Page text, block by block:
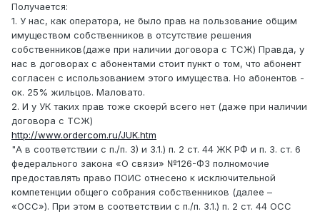
Получается:
1. У нас, как оператора, не было прав на пользование общим
имуществом собственников в отсутствие решения
собственников(даже при наличии договора с ТСЖ) Правда, у
нас в договорах с абонентами стоит пункт о том, что абонент
согласен с использованием этого имущества. Но абонентов -
ок. 25% жильцов. Маловато.
2. И у УК таких прав тоже скоерй всего нет (даже при наличии
договора с ТСЖ)
http://www.ordercom.ru/JUK.htm
"А в соответствии с п./п. 3) и 3.1.) п. 2 ст. 44 ЖК РФ и п. 3. ст. 6
федерального закона «О связи» №126-ФЗ полномочие
предоставлять право ПОИС отнесено к исключительной
компетенции общего собрания собственников (далее –
«ОСС»). При этом в соответствии с п./п. 3.1.) п. 2 ст. 44 ОСС